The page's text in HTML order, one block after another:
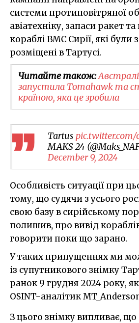
системи протиповітряної
авіатехніку, запаси ракет
кораблі ВМС Сирії, які були
розміщені в Тартусі.
Читайте також:
запустила Tomahawk та
країною, яка це зробила
Tartus pic.twitter.com/
MAKS 24
December 9, 2024
Особливість ситуації при
тому, що судячи з усього
свою базу в сирійському
полишив, про вивід
говорити поки що зарано.
У таких припущеннях ми
із супутникового знімку
ранок 9 грудня 2024 року,
OSINT-аналітик
З цього знімку випливає,